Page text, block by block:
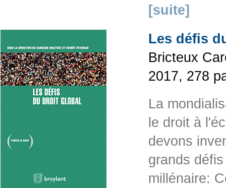
[suite]
Les défis
Bricteux
2017, 278
La
le droit à
devons
grands
millénaire: